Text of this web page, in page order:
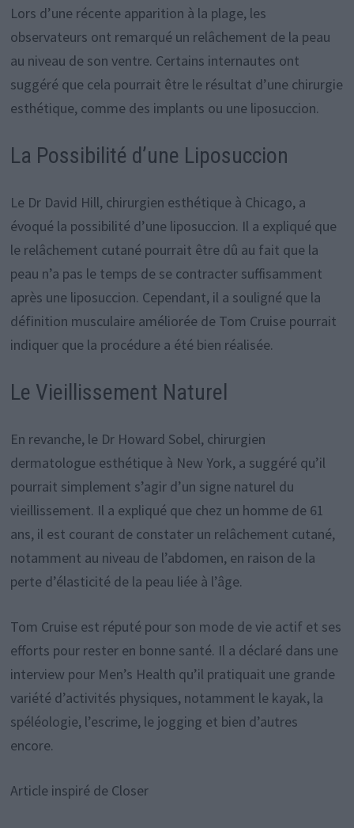
Lors d’une récente apparition à la plage, les
observateurs ont remarqué un relâchement de la peau
au niveau de son ventre. Certains internautes ont
suggéré que cela pourrait être le résultat d’une chirurgie
esthétique, comme des implants ou une liposuccion.
La Possibilité d’une Liposuccion
Le Dr David Hill, chirurgien esthétique à Chicago, a
évoqué la possibilité d’une liposuccion. Il a expliqué que
le relâchement cutané pourrait être dû au fait que la
peau n’a pas le temps de se contracter suffisamment
après une liposuccion. Cependant, il a souligné que la
définition musculaire améliorée de Tom Cruise pourrait
indiquer que la procédure a été bien réalisée.
Le Vieillissement Naturel
En revanche, le Dr Howard Sobel, chirurgien
dermatologue esthétique à New York, a suggéré qu’il
pourrait simplement s’agir d’un signe naturel du
vieillissement. Il a expliqué que chez un homme de 61
ans, il est courant de constater un relâchement cutané,
notamment au niveau de l’abdomen, en raison de la
perte d’élasticité de la peau liée à l’âge.
Tom Cruise est réputé pour son mode de vie actif et ses
efforts pour rester en bonne santé. Il a déclaré dans une
interview pour Men’s Health qu’il pratiquait une grande
variété d’activités physiques, notamment le kayak, la
spéléologie, l’escrime, le jogging et bien d’autres
encore.
Article inspiré de Closer